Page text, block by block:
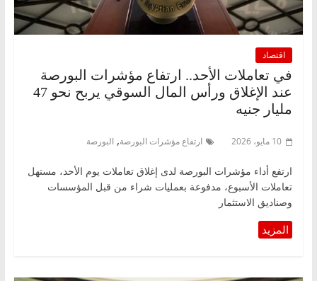
اقتصاد
في تعاملات الأحد.. ارتفاع مؤشرات البورصة
عند الإغلاق ورأس المال السوقي يربح نحو 47
مليار جنيه
10 مايو، 2026 ارتفاع مؤشرات البورصة, البورصة
ارتفع أداء مؤشرات البورصة لدى إغلاق تعاملات يوم الأحد، مستهل
تعاملات الأسبوع، مدفوعة بعمليات شراء من قبل المؤسسات
وصناديق الاستثمار